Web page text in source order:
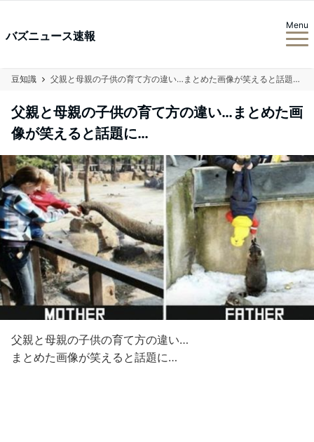
バズニュース速報
Menu
豆知識 父親と母親の子供の育て方の違い…まとめた画像が笑えると話題に…
父親と母親の子供の育て方の違い…まとめた画
像が笑えると話題に…
父親と母親の子供の育て方の違い…
まとめた画像が笑えると話題に…